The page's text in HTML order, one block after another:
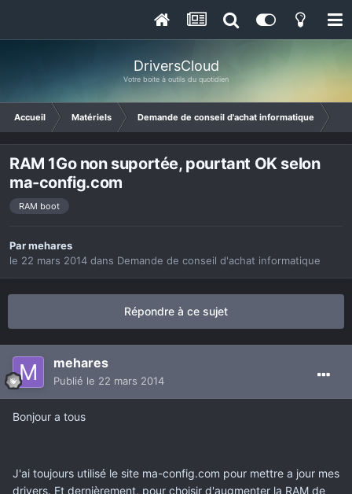
DriversCloud
Votre boite à outils du quotidien
Accueil Matériels Demande de conseil d'achat informatique
RAM 1Go non suportée, pourtant OK selon
ma-config.com
RAM boot
Parmehares
le 22 mars 2014 dans Demande de conseil d'achat informatique
Répondre à ce sujet
mehares
Publié le 22 mars 2014
Bonjour a tous
J'ai toujours utilisé le site ma-config.com pour mettre a jour mes
drivers. Et dernièrement, pour choisir d'augmenter la RAM de